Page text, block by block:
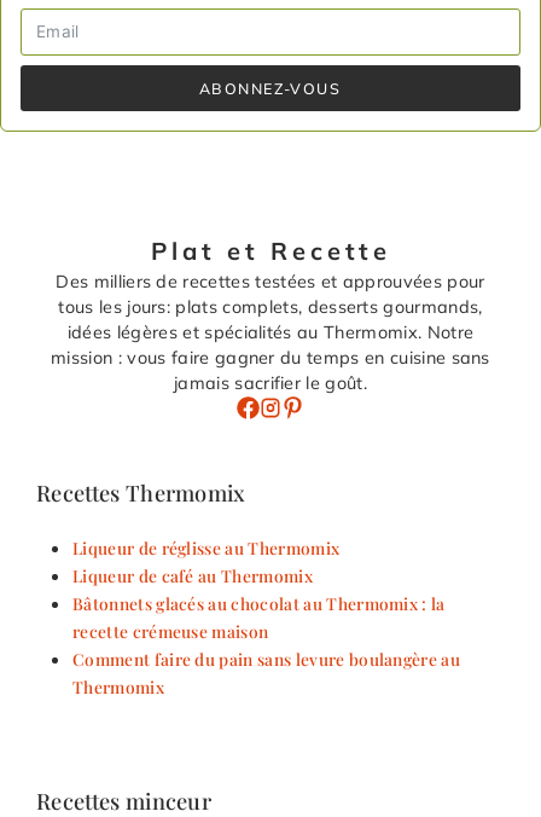
ABONNEZ-VOUS
Plat et Recette
Des milliers de recettes testées et approuvées pour
tous les jours: plats complets, desserts gourmands,
idées légères et spécialités au Thermomix. Notre
mission : vous faire gagner du temps en cuisine sans
jamais sacrifier le goût.
Recettes Thermomix
Liqueur de réglisse au Thermomix
Liqueur de café au Thermomix
Bâtonnets glacés au chocolat au Thermomix : la
recette crémeuse maison
Comment faire du pain sans levure boulangère au
Thermomix
Recettes minceur